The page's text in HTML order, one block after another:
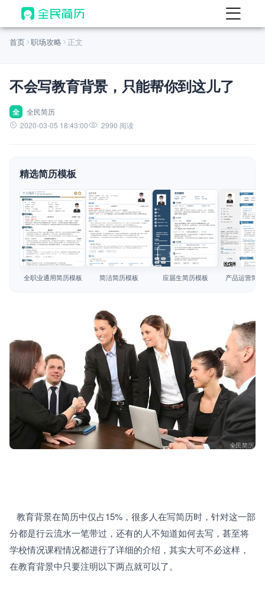
首页
AI 生成简历
AI 优化简历
AI 翻译简历
AI 模拟面试
面试自我介绍
AI 职场工具 New
简历模板
简历教程
首页 职场攻略 正文
不会写教育背景，只能帮你到这儿了
全
全民简历
2020-03-05 18:43:00
2990 阅读
精选简历模板
查看模板
全职业通用简历模板
查看模板
简洁简历模板
查看模板
应届生简历模板
查看模板
产品运营简
分都是行云流水一笔带过，还有的人不知道如何去写，甚至将
学校情况课程情况都进行了详细的介绍，其实大可不必这样，
在教育背景中只要注明以下两点就可以了。